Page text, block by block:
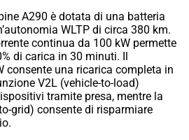
A290 è dotata di una batteria
WLTP di circa 380 km.
continua da 100 kW permette
di carica in 30 minuti. Il
consente una ricarica completa in
V2L (vehicle-to-load)
tramite presa, mentre la
grid) consente di risparmiare